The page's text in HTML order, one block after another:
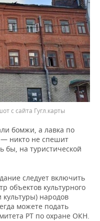
с сайта Гугл.карты
бомжи, а лавка по
— никто не спешит
бы, на туристической
следует включить
объектов культурного
народов
можете подать
РТ по охране ОКН.